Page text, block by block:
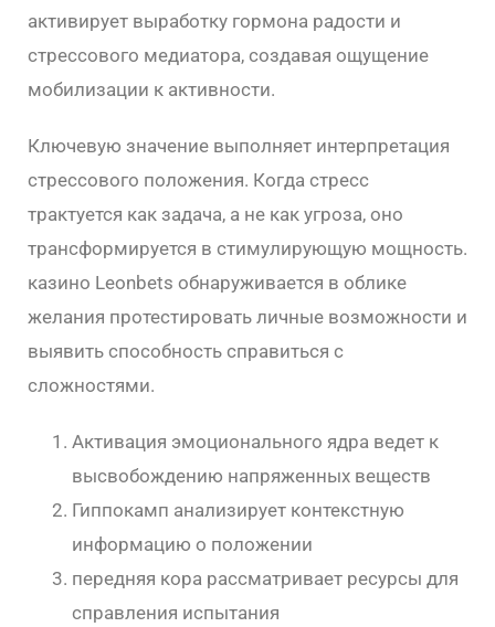
активирует выработку гормона радости и
стрессового медиатора, создавая ощущение
мобилизации к активности.
Ключевую значение выполняет интерпретация
стрессового положения. Когда стресс
трактуется как задача, а не как угроза, оно
трансформируется в стимулирующую мощность.
казино Leonbets обнаруживается в облике
желания протестировать личные возможности и
выявить способность справиться с
сложностями.
Активация эмоционального ядра ведет к
высвобождению напряженных веществ
Гиппокамп анализирует контекстную
информацию о положении
передняя кора рассматривает ресурсы для
справления испытания